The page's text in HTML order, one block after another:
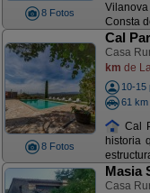
8 Fotos
Consta
8 Fotos
Cal
Casa
km de
10-15
61 km
Cal
historia
Masia
Casa